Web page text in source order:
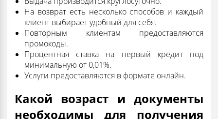
На возврат есть несколько способов и каждый
клиент выбирает удобный для себя.
Повторным клиентам предоставляются
промокоды.
Процентная ставка на первый кредит под
минимальную от 0,01%.
Услуги предоставляются в формате онлайн.
Какой возраст и документы
необходимы для получения